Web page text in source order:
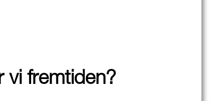
vi fremtiden?